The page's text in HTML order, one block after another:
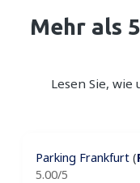
Mehr als
Lesen Sie,
Parking Frankfurt (
5.00/5